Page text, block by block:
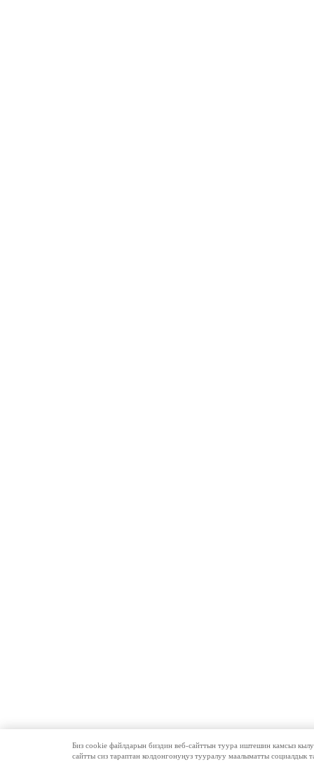
Биз cookie файлдарын биздин веб-сайттын туура иштешин камсыз
сайтты сиз тараптан колдонгонуңуз тууралуу маалыматты